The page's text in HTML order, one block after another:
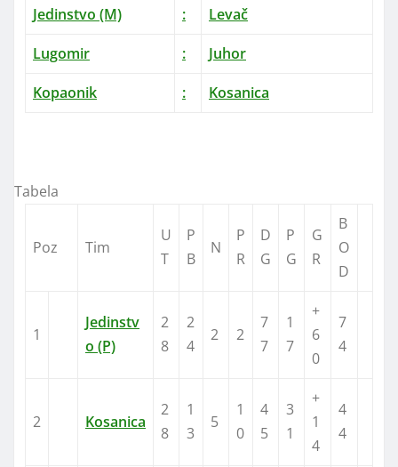
Jedinstvo (M)
:
Levač
Lugomir
:
Juhor
Kopaonik
: Kosanica
Tabela
Poz Tim
U
T
P
B
N
P
R
D
G
P
G
G
R
B
O
D
1
Jedinstv
o (P)
2
8
2
4
2 2
7
7
1
7
+
6
0
7
4
2 Kosanica
2
8
1
3
5
1
0
4
5
3
1
+
1
4
4
4